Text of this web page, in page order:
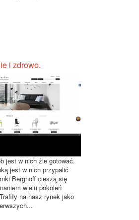
i zdrowo.
jest w nich źle gotować.
jest w nich przypalić
Berghoff cieszą się
wielu pokoleń
na nasz rynek jako